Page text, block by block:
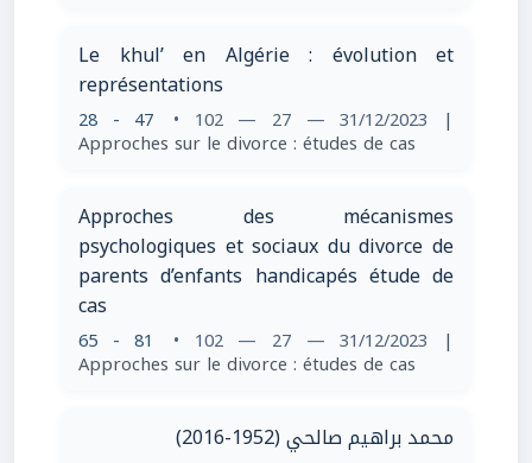
Le khul’ en Algérie : évolution et
représentations
28 - 47 • 102 — 27 — 31/12/2023 |
Approches sur le divorce : études de cas
Approches des mécanismes
psychologiques et sociaux du divorce de
parents d’enfants handicapés étude de
cas
65 - 81 • 102 — 27 — 31/12/2023 |
Approches sur le divorce : études de cas
محمد براهيم صالحي (1952-2016)